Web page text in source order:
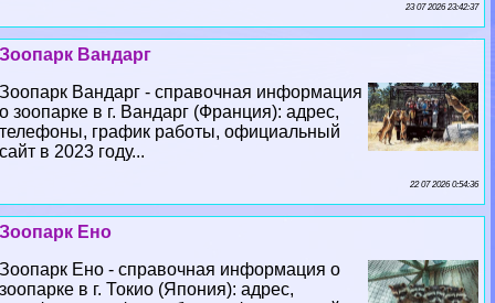
23 07 2026 23:42:37
Зоопарк Вандарг
Зоопарк Вандарг - справочная информация
о зоопарке в г. Вандарг (Франция): адрес,
телефоны, график работы, официальный
сайт в 2023 году...
22 07 2026 0:54:36
Зоопарк Ено
Зоопарк Ено - справочная информация о
зоопарке в г. Токио (Япония): адрес,